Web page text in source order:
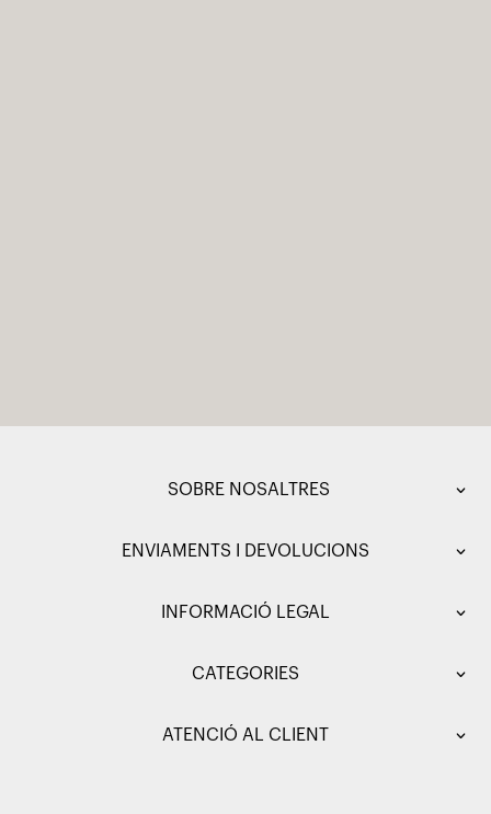
SOBRE NOSALTRES
ENVIAMENTS I DEVOLUCIONS
INFORMACIÓ LEGAL
CATEGORIES
ATENCIÓ AL CLIENT